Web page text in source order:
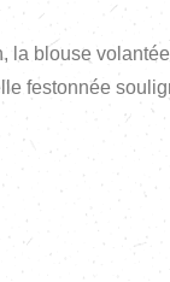
la blouse
festonnée